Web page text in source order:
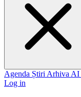
Agenda Știri Arhiva AI
Log in